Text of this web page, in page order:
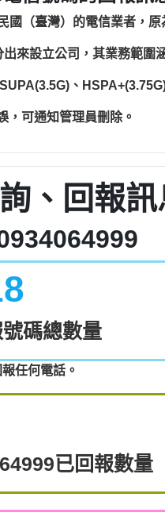
（臺灣）的電信業者，原
來設立公司，其業務範圍
、
，可通知管理員刪除。
、回報訊
碼總數量
任何電話。
已回報數量